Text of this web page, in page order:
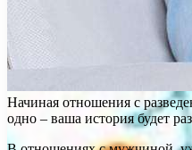
Начиная отношения с
одно – ваша история будет